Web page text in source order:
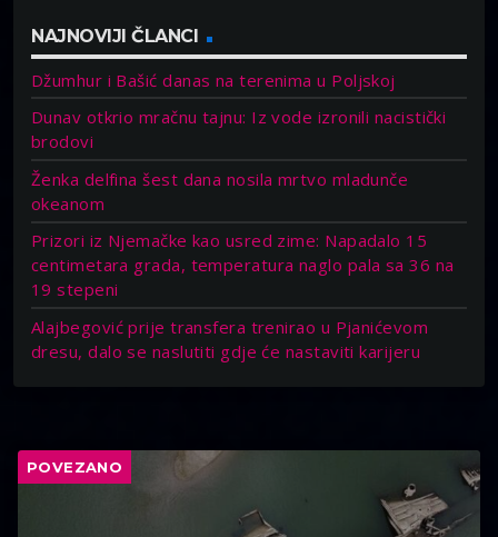
NAJNOVIJI ČLANCI
Džumhur i Bašić danas na terenima u Poljskoj
Dunav otkrio mračnu tajnu: Iz vode izronili nacistički
brodovi
Ženka delfina šest dana nosila mrtvo mladunče
okeanom
Prizori iz Njemačke kao usred zime: Napadalo 15
centimetara grada, temperatura naglo pala sa 36 na
19 stepeni
Alajbegović prije transfera trenirao u Pjanićevom
dresu, dalo se naslutiti gdje će nastaviti karijeru
POVEZANO